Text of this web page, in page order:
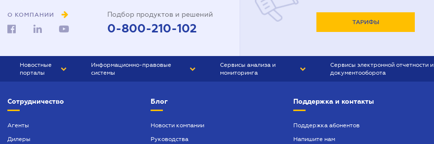
О КОМПАНИИ Подбор продуктов и решений
0-800-210-102 ТАРИФЫ
Новостные
порталы
БИЗНЕС
Информационно-правовые
системы
БУХГАЛТЕР ПРОФ
Сервисы анализа и
мониторинга
Сервисы электронной отчетности и
документооборота
Сотрудничество
Агенты
Дилеры
Блог
Новости компании
Руководства
Поддержка и контакты
Поддержка абонентов
Напишите нам